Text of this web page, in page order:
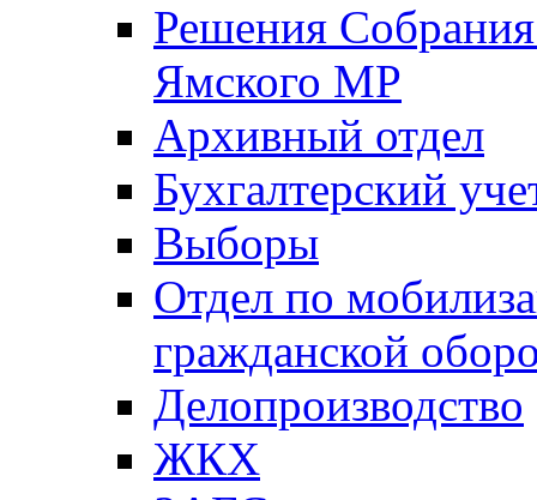
Решения
Ямского МР
Архивный отдел
Бухгалтерский
Выборы
Отдел по
гражданской
Делопроизводство
ЖКХ